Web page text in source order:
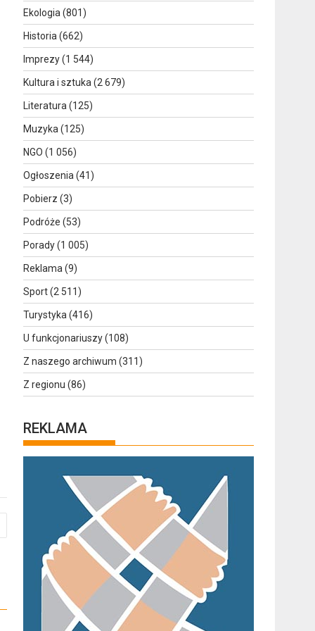
Ekologia (801)
Historia (662)
Imprezy(1 544)
Kultura i sztuka (2 679)
Literatura (125)
Muzyka (125)
NGO (1 056)
Ogłoszenia (41)
Pobierz (3)
Podróże (53)
Porady(1 005)
Reklama (9)
Sport(2 511)
Turystyka (416)
U funkcjonariuszy(108)
Z naszego archiwum (311)
Z regionu (86)
REKLAMA